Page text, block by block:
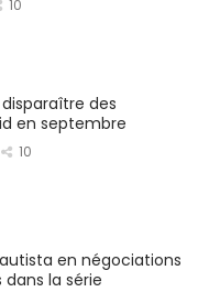
10
des
en septembre
10
en négociations
la série